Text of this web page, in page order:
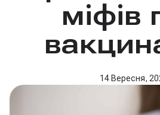
міфів
14 Вересня,